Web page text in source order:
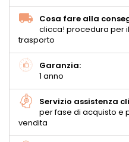
Cosa fare alla
clicca! procedura per
trasporto
Garanzia:
1 anno
Servizio assistenza
per fase di acquisto e
vendita